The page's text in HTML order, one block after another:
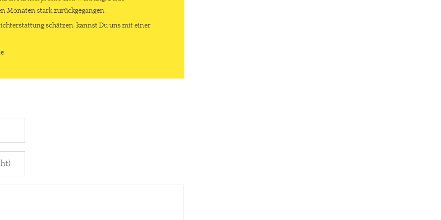
Monaten stark zurückgegangen.
schätzen, kannst Du uns mit einer